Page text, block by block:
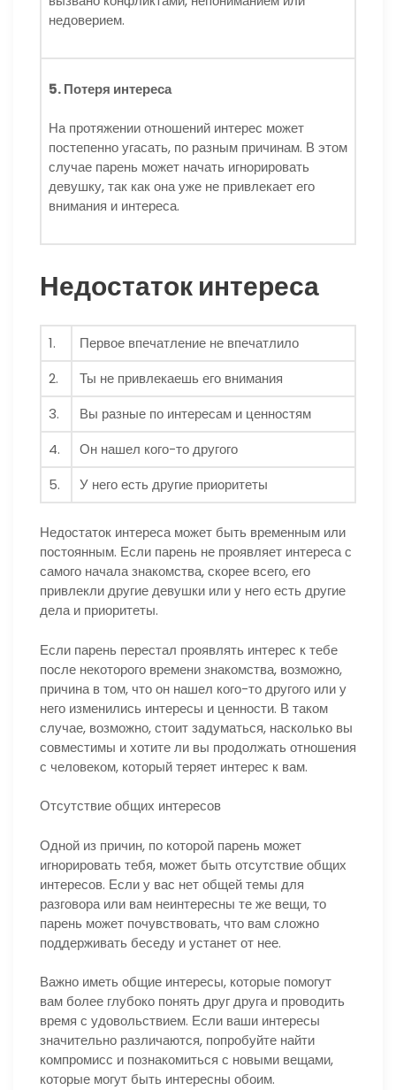
недоверием.
5. Потеря интереса
На протяжении отношений интерес может
постепенно угасать, по разным причинам. В этом
случае парень может начать игнорировать
девушку, так как она уже не привлекает его
внимания и интереса.
Недостаток интереса
1.
Первое впечатление не впечатлило
2.
Ты не привлекаешь его внимания
3.
Вы разные по интересам и ценностям
4.
Он нашел кого-то другого
5.
У него есть другие приоритеты
Недостаток интереса может быть временным или
постоянным. Если парень не проявляет интереса с
самого начала знакомства, скорее всего, его
привлекли другие девушки или у него есть другие
дела и приоритеты.
Если парень перестал проявлять интерес к тебе
после некоторого времени знакомства, возможно,
причина в том, что он нашел кого-то другого или у
него изменились интересы и ценности. В таком
случае, возможно, стоит задуматься, насколько вы
совместимы и хотите ли вы продолжать отношения
с человеком, который теряет интерес к вам.
Отсутствие общих интересов
Одной из причин, по которой парень может
игнорировать тебя, может быть отсутствие общих
интересов. Если у вас нет общей темы для
разговора или вам неинтересны те же вещи, то
парень может почувствовать, что вам сложно
поддерживать беседу и устанет от нее.
Важно иметь общие интересы, которые помогут
вам более глубоко понять друг друга и проводить
время с удовольствием. Если ваши интересы
значительно различаются, попробуйте найти
компромисс и познакомиться с новыми вещами,
которые могут быть интересны обоим.